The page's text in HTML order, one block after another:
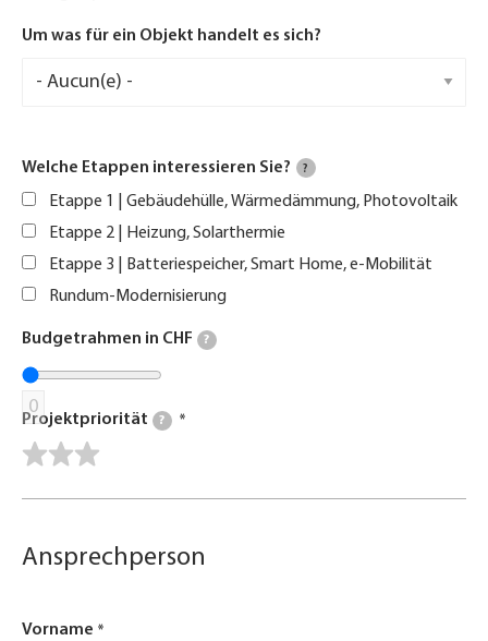
Um was für ein Objekt handelt es sich?
Welche Etappen interessieren Sie? ?
Etappe 1 | Gebäudehülle, Wärmedämmung, Photovoltaik
Etappe 2 | Heizung, Solarthermie
Etappe 3 | Batteriespeicher, Smart Home, e-Mobilität
Rundum-Modernisierung
Budgetrahmen in CHF ?
0
Projektpriorität ?
Ansprechperson
Vorname